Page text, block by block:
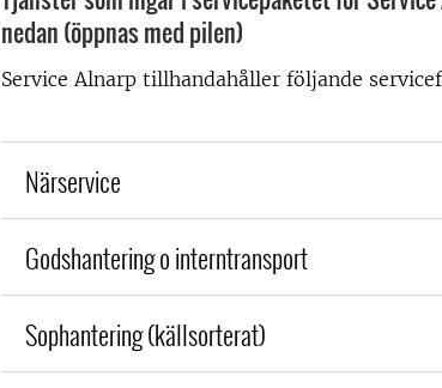
nedan (öppnas med pilen)
Service Alnarp tillhandahåller följande
Närservice
Godshantering o interntransport
Sophantering (källsorterat)